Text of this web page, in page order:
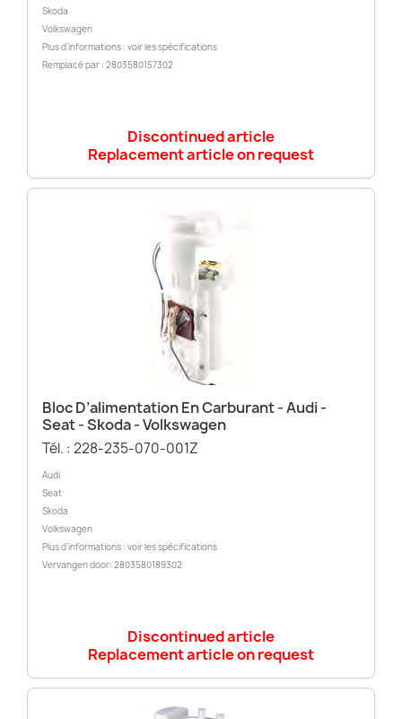
Skoda
Volkswagen
Plus d’informations : voir les spécifications
Remplacé par : 2803580157302
Discontinued article
Replacement article on request
Bloc D’alimentation En Carburant - Audi -
Seat - Skoda - Volkswagen
Tél. : 228-235-070-001Z
Audi
Seat
Skoda
Volkswagen
Plus d’informations : voir les spécifications
Vervangen door: 2803580189302
Discontinued article
Replacement article on request